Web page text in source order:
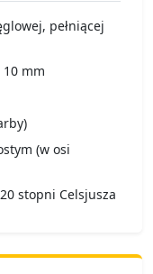
pełniącej
mm
(w osi
stopni Celsjusza